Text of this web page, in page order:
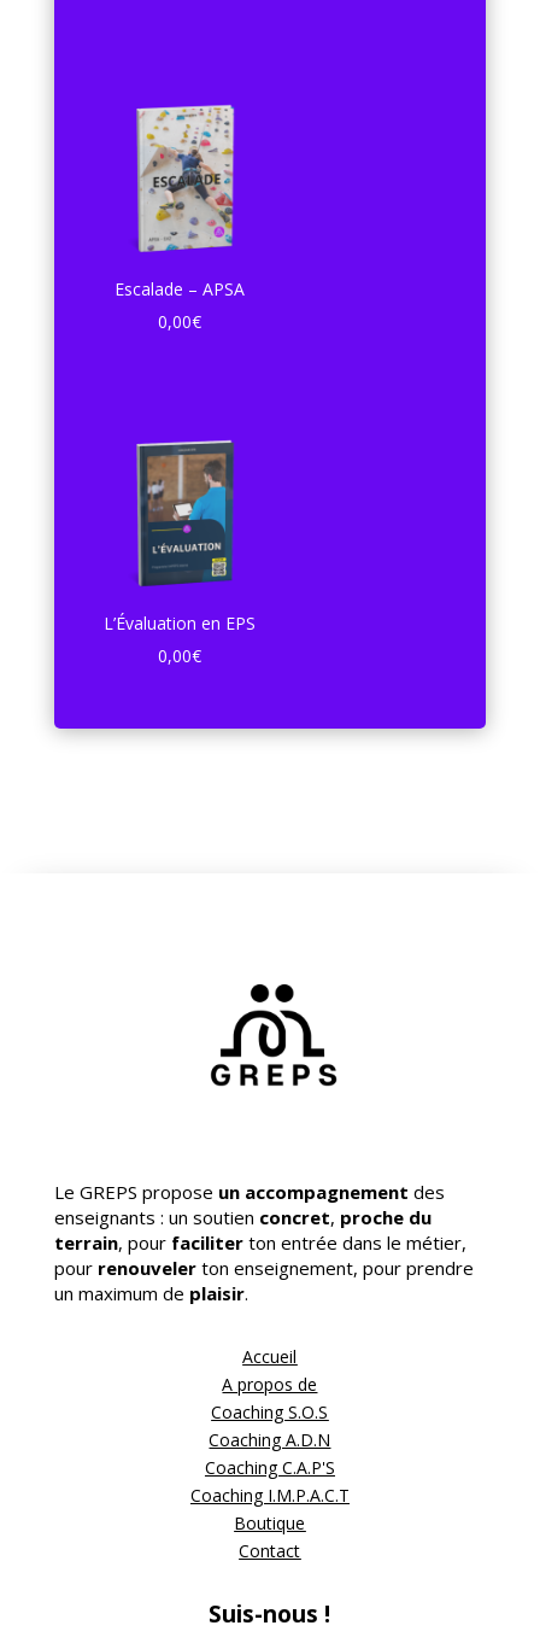
Escalade – APSA
0,00€
L’Évaluation en EPS
0,00€
Le GREPS propose un accompagnement des
enseignants : un soutien concret, proche du
terrain, pour faciliterton entrée dans le métier,
pour renouvelerton enseignement, pour prendre
un maximum de plaisir.
Accueil
A propos de
Coaching S.O.S
Coaching A.D.N
Coaching C.A.P'S
Coaching I.M.P.A.C.T
Boutique
Contact
Suis-nous !